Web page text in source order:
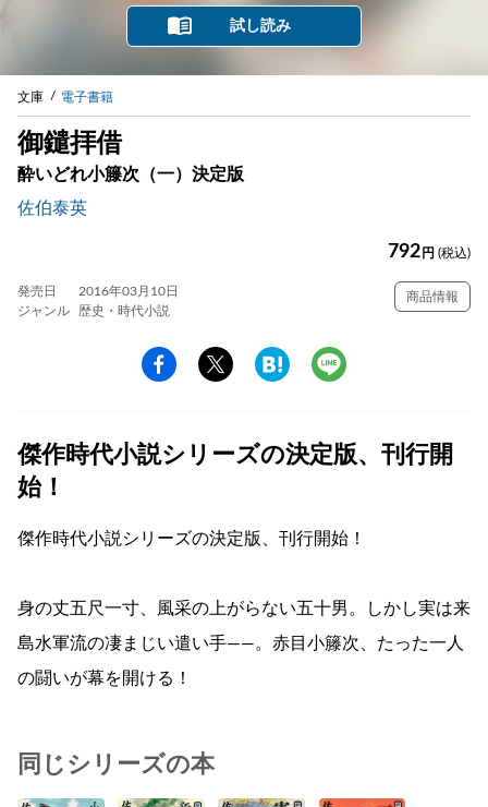
試し読み
文庫 電子書籍
御鑓拝借
酔いどれ小籐次（一）決定版
佐伯泰英
792 円 (税込)
発売日
2016年03月10日
ジャンル
歴史・時代小説
商品情報
傑作時代小説シリーズの決定版、刊行開
始！
傑作時代小説シリーズの決定版、刊行開始！
身の丈五尺一寸、風采の上がらない五十男。しかし実は来
島水軍流の凄まじい遣い手――。赤目小籐次、たった一人
の闘いが幕を開ける！
同じシリーズの本